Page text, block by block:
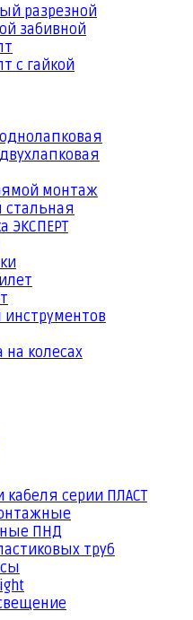
разрезной
забивной
с гайкой
монтаж
стальная
ЭКСПЕРТ
инструментов
колесах
серии ПЛАСТ
ПНД
труб